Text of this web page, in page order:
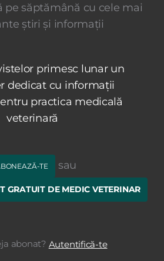
pe săptămână cu cele mai
știri și informații
primesc lunar un
dedicat cu informații
practica medicală
veterinară
TE sau
GRATUIT DE MEDIC VETERINAR
abonat? Autentifică-te